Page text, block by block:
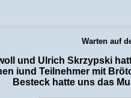
Warten auf
und Ulrich Skrzypski
iund Teilnehmer mit
Besteck hatte uns das